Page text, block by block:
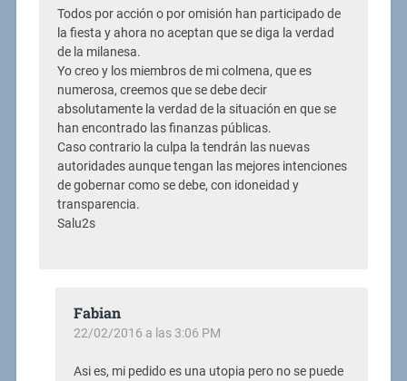
Todos por acción o por omisión han participado de
la fiesta y ahora no aceptan que se diga la verdad
de la milanesa.
Yo creo y los miembros de mi colmena, que es
numerosa, creemos que se debe decir
absolutamente la verdad de la situación en que se
han encontrado las finanzas públicas.
Caso contrario la culpa la tendrán las nuevas
autoridades aunque tengan las mejores intenciones
de gobernar como se debe, con idoneidad y
transparencia.
Salu2s
Fabian
22/02/2016 a las 3:06 PM
Asi es, mi pedido es una utopia pero no se puede